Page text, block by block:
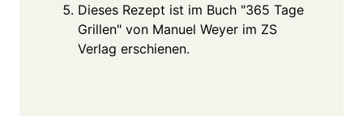
Dieses Rezept ist im Buch "365 Tage
Grillen" von Manuel Weyer im ZS
Verlag erschienen.